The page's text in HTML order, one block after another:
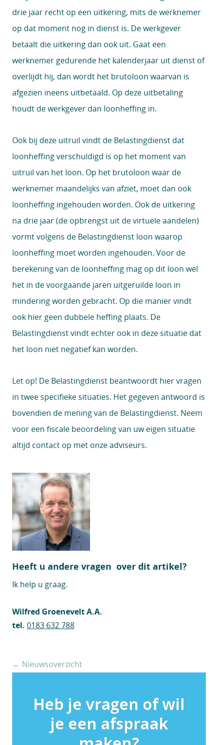
drie jaar recht op een uitkering, mits de werknemer
op dat moment nog in dienst is. De werkgever
betaalt die uitkering dan ook uit. Gaat een
werknemer gedurende het kalenderjaar uit dienst of
overlijdt hij, dan wordt het brutoloon waarvan is
afgezien ineens uitbetaald. Op deze uitbetaling
houdt de werkgever dan loonheffing in.
Ook bij deze uitruil vindt de Belastingdienst dat
loonheffing verschuldigd is op het moment van
uitruil van het loon. Op het brutoloon waar de
werknemer maandelijks van afziet, moet dan ook
loonheffing ingehouden worden. Ook de uitkering
na drie jaar (de opbrengst uit de virtuele aandelen)
vormt volgens de Belastingdienst loon waarop
loonheffing moet worden ingehouden. Voor de
berekening van de loonheffing mag op dit loon wel
het in de voorgaande jaren uitgeruilde loon in
mindering worden gebracht. Op die manier vindt
ook hier geen dubbele heffing plaats. De
Belastingdienst vindt echter ook in deze situatie dat
het loon niet negatief kan worden.
Let op! De Belastingdienst beantwoordt hier vragen
in twee specifieke situaties. Het gegeven antwoord is
bovendien de mening van de Belastingdienst. Neem
voor een fiscale beoordeling van uw eigen situatie
altijd contact op met onze adviseurs.
Heeft u andere vragen over dit artikel?
Ik help u graag.
Wilfred Groenevelt A.A.
tel. 0183 632 788
← Nieuwsoverzicht
Heb je vragen of wil
je een afspraak